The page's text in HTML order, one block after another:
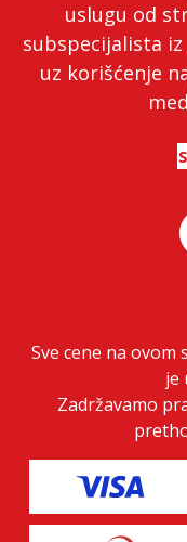
uslugu od
subspecijalista
uz korišćenje
Sve cene na ovom
je
Zadržavamo